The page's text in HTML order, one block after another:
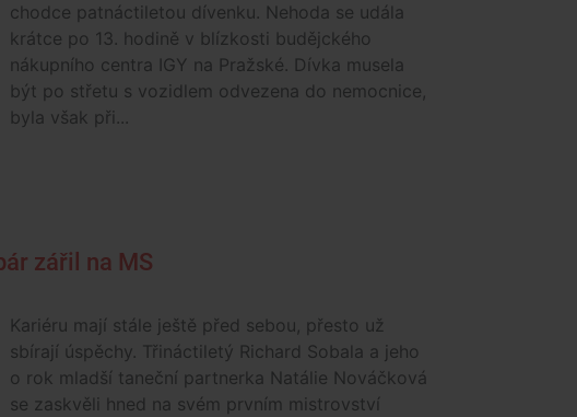
chodce patnáctiletou dívenku. Nehoda se udála
krátce po 13. hodině v blízkosti budějckého
nákupního centra IGY na Pražské. Dívka musela
být po střetu s vozidlem odvezena do nemocnice,
byla však při...
zářil na MS
Kariéru mají stále ještě před sebou, přesto už
sbírají úspěchy. Třináctiletý Richard Sobala a jeho
o rok mladší taneční partnerka Natálie Nováčková
se zaskvěli hned na svém prvním mistrovství